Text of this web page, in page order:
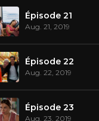
Épisode 21
Aug. 21, 2019
Épisode 22
Aug. 22, 2019
Épisode 23
Aug. 23, 2019